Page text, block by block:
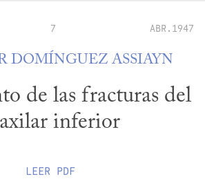
7 ABR.1947
DOMÍNGUEZ ASSIAYN
de las fracturas del
inferior
LEER PDF